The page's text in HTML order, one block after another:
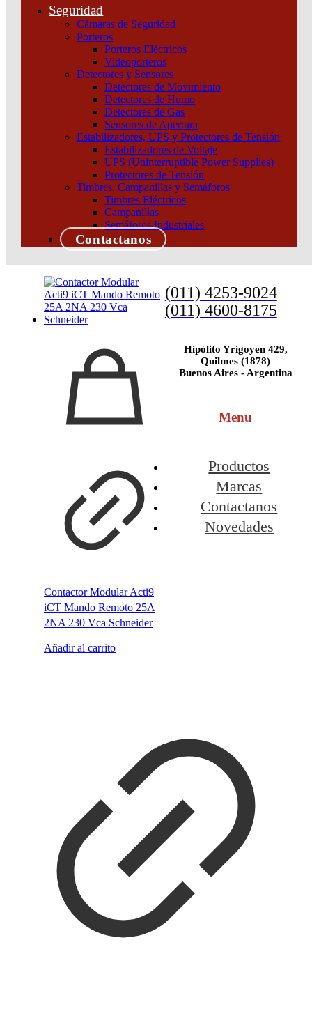
Seguridad
Cámaras de Seguridad
Porteros
Porteros Eléctricos
Videoporteros
Detectores y Sensores
Detectores de Movimiento
Detectores de Humo
Detectores de Gas
Sensores de Apertura
Estabilizadores, UPS y Protectores de Tensión
Estabilizadores de Voltaje
UPS (Uninterruptible Power Supplies)
Protectores de Tensión
Timbres, Campanillas y Semáforos
Timbres Eléctricos
Campanillas
Semáforos Industriales
Contactanos
CONTACTOR
MODULAR ICT 40A
4NA 230 VCACA
Añadir al carrito
CONTACTO IATL24
P/ITL CON INTERFASE
TI24 Schneider
Añadir al carrito
Contactor Modular Acti9
iCT Mando Remoto 25A
2NA 230 Vca Schneider
Añadir al carrito
(011) 4253-9024
(011) 4600-8175
Hipólito Yrigoyen 429,
Quilmes (1878)
Buenos Aires - Argentina
Menu
Productos
Marcas
Contactanos
Novedades